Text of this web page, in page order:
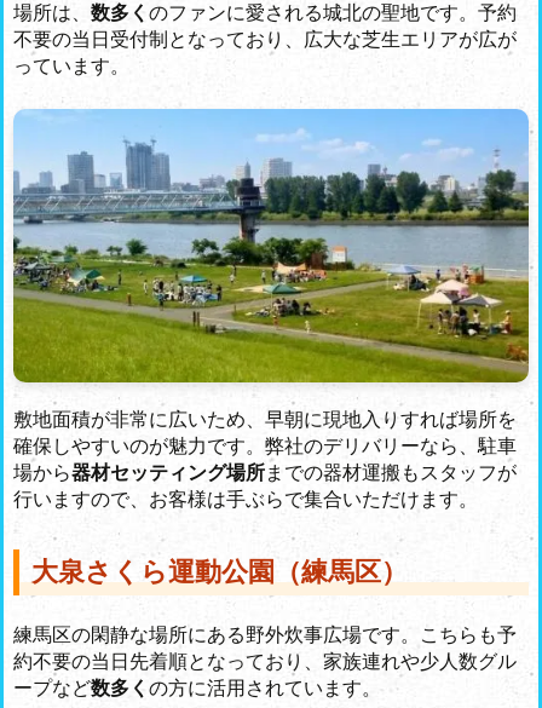
場所は、 数多く のファンに愛される城北の聖地です。予約
不要の当日受付制となっており、広大な芝生エリアが広が
っています。
敷地面積が非常に広いため、早朝に現地入りすれば場所を
確保しやすいのが魅力です。弊社のデリバリーなら、駐車
場から器材セッティング場所までの器材運搬もスタッフが
行いますので、お客様は手ぶらで集合いただけます。
大泉さくら運動公園（練馬区）
練馬区の閑静な場所にある野外炊事広場です。こちらも予
約不要の当日先着順となっており、家族連れや少人数グル
ープなど数多く の方に活用されています。